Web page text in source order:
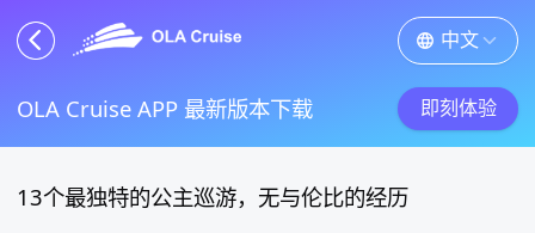
中文
OLA Cruise APP 最新版本下载 即刻体验
13个最独特的公主巡游，无与伦比的经历